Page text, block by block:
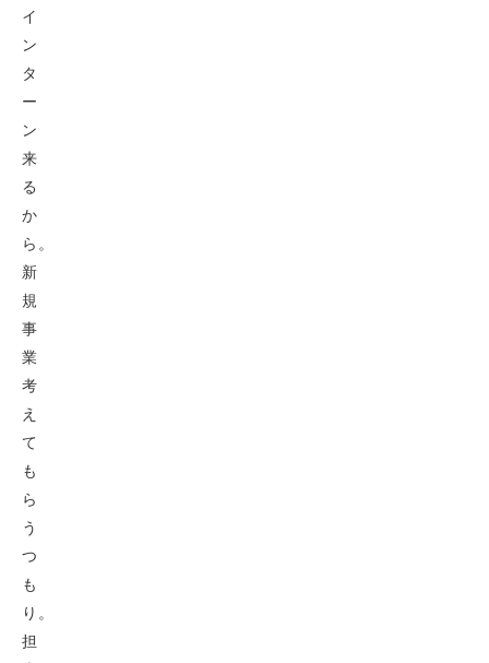
イ
ン
タ
ー
ン
来
る
か
ら。
新
規
事
業
考
え
て
も
ら
う
つ
も
り。
担